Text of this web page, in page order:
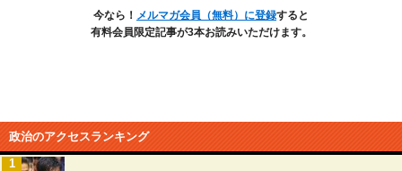
今なら！ メルマガ会員（無料）に登録すると
有料会員限定記事が3本お読みいただけます。
政治のアクセスランキング
1